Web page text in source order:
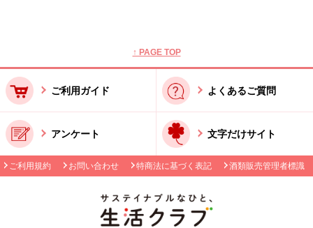
↑ PAGE TOP
ご利用ガイド よくあるご質問
アンケート 文字だけサイト
ご利用規約 お問い合わせ 特商法に基づく表記 酒類販売管理者標識